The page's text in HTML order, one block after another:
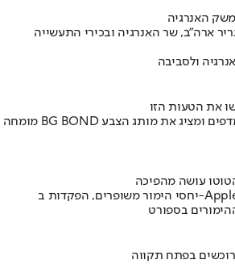
משק האנרגיה
ארה"ב, שר האנרגיה ובכירי התעשייה
ולסביבה
את הטעות הזו
בספורט
בפתח תקווה